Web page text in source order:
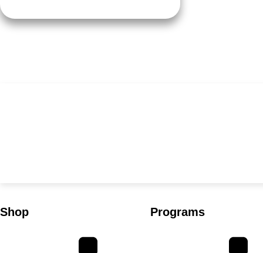
Shop Programs